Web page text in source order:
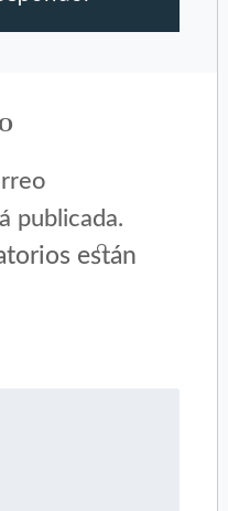
publicada.
están